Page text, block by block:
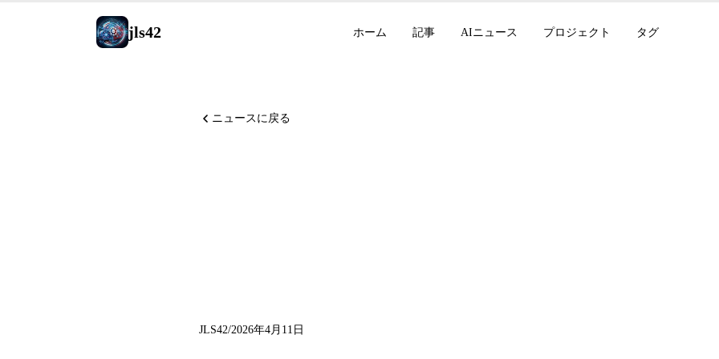
jls42 ホーム 記事 AIニュース プロジェクト タグ
ニュースに戻る
JLS42/2026年4月11日